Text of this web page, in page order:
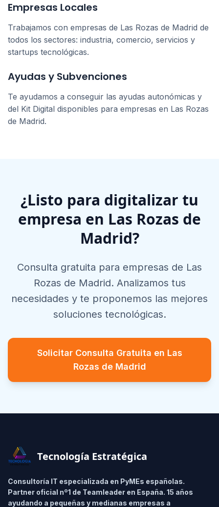
Empresas Locales
Trabajamos con empresas de Las Rozas de Madrid de
todos los sectores: industria, comercio, servicios y
startups tecnológicas.
Ayudas y Subvenciones
Te ayudamos a conseguir las ayudas autonómicas y
del Kit Digital disponibles para empresas en Las Rozas
de Madrid.
¿Listo para digitalizar tu
empresa en Las Rozas de
Madrid?
Consulta gratuita para empresas de Las
Rozas de Madrid. Analizamos tus
necesidades y te proponemos las mejores
soluciones tecnológicas.
Solicitar Consulta Gratuita en Las
Rozas de Madrid
Tecnología Estratégica
Consultoría IT especializada en PyMEs españolas.
Partner oficial nº1 de Teamleader en España. 15 años
ayudando a pequeñas y medianas empresas a